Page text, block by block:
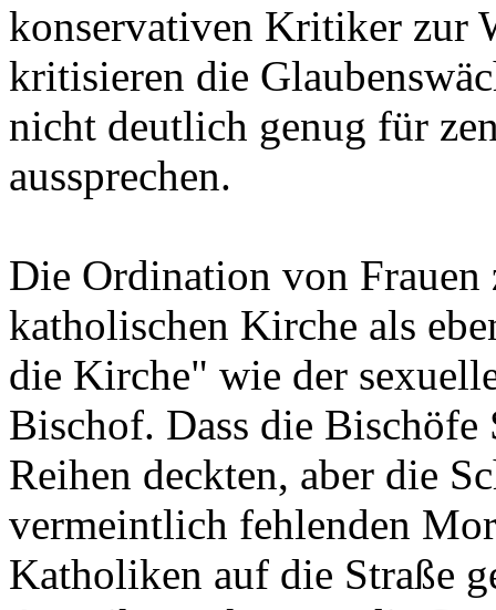
konservativen Kritiker zur
kritisieren die
nicht deutlich genug für
aussprechen.
Die Ordination von Frauen
katholischen Kirche als
die Kirche" wie der
Bischof. Dass die Bischöfe
Reihen deckten, aber die
vermeintlich fehlenden
Katholiken auf die Straße